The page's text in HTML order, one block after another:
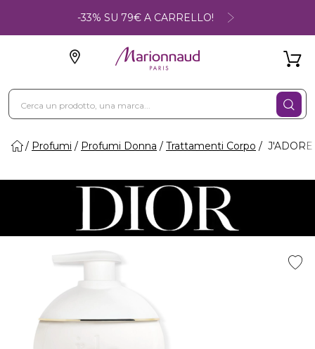
-33% SU 79€ A CARRELLO!
Profumi Profumi Donna Trattamenti Corpo